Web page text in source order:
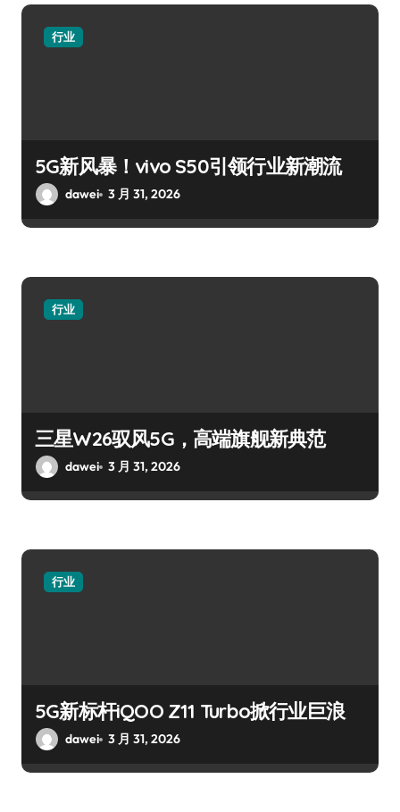
行业
5G新风暴！vivo S50引领行业新潮流
dawei 3 月 31, 2026
行业
三星W26驭风5G，高端旗舰新典范
dawei 3 月 31, 2026
行业
5G新标杆iQOO Z11 Turbo掀行业巨浪
dawei 3 月 31, 2026